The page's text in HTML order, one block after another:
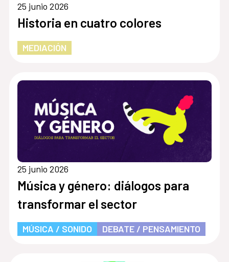
25 junio 2026
Historia en cuatro colores
MEDIACIÓN
25 junio 2026
Música y género: diálogos para
transformar el sector
MÚSICA / SONIDO DEBATE / PENSAMIENTO